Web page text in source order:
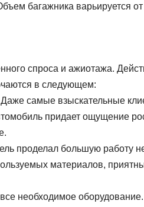
багажника варьируется
спроса и ажиотажа.
в следующем:
самые взыскательные
придает ощущение
проделал большую работу
материалов,
необходимое